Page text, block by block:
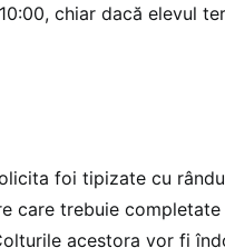
chiar dacă elevul
foi tipizate cu
care trebuie
acestora vor fi